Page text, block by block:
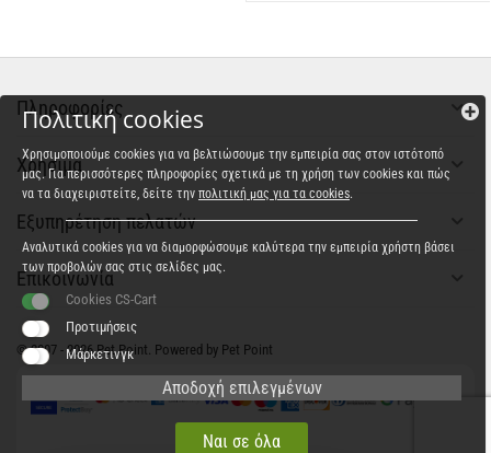
Πληροφορίες
Χρήσιμα
Εξυπηρέτηση πελατών
Επικοινωνία
© 2007 - 2026 Pet Point. Powered by Pet Point
Πολιτική cookies
Χρησιμοποιούμε cookies για να βελτιώσουμε την εμπειρία σας στον ιστότοπό
μας. Για περισσότερες πληροφορίες σχετικά με τη χρήση των cookies και πώς
να τα διαχειριστείτε, δείτε την πολιτική μας για τα cookies.
Αναλυτικά cookies για να διαμορφώσουμε καλύτερα την εμπειρία χρήστη βάσει
των προβολών σας στις σελίδες μας.
Cookies CS-Cart
Προτιμήσεις
Μάρκετινγκ
Αποδοχή επιλεγμένων
Ναι σε όλα